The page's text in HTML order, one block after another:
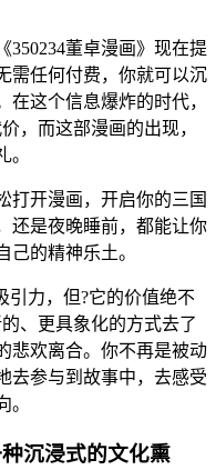
350234董卓漫画》现在提
需任何付费，你就可以沉
这个信息爆炸的时代，
，而这部漫画的出现，
。
打开漫画，开启你的三国
还是夜晚睡前，都能让你
的精神乐土。
引力，但?它的价值绝不
、更具象化的方式去了
悲欢离合。你不再是被动
去参与到故事中，去感受
。
沉浸式的文化熏